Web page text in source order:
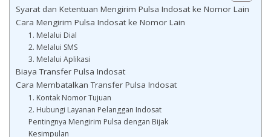
Syarat dan Ketentuan Mengirim Pulsa Indosat ke Nomor Lain
Cara Mengirim Pulsa Indosat ke Nomor Lain
1. Melalui Dial
2. Melalui SMS
3. Melalui Aplikasi
Biaya Transfer Pulsa Indosat
Cara Membatalkan Transfer Pulsa Indosat
1. Kontak Nomor Tujuan
2. Hubungi Layanan Pelanggan Indosat
Pentingnya Mengirim Pulsa dengan Bijak
Kesimpulan